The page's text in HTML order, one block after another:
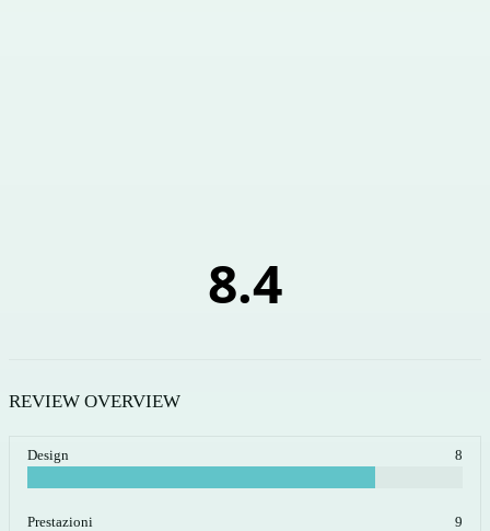
8.4
REVIEW OVERVIEW
Design 8
Prestazioni 9